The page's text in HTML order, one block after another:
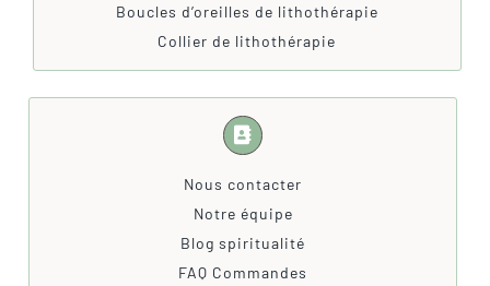
Boucles d’oreilles de lithothérapie
Collier de lithothérapie
Nous contacter
Notre équipe
Blog spiritualité
FAQ Commandes